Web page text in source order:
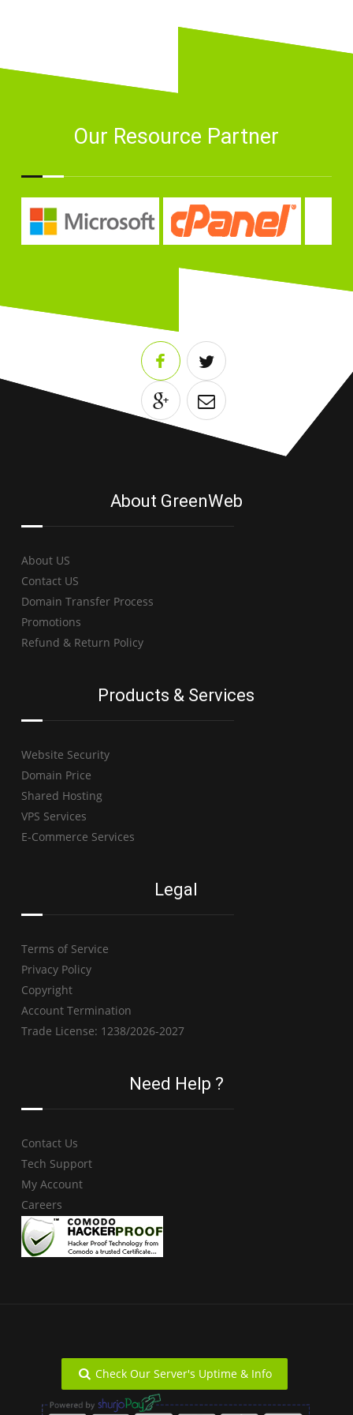
Our Resource Partner
About GreenWeb
About US
Contact US
Domain Transfer Process
Promotions
Refund & Return Policy
Products & Services
Website Security
Domain Price
Shared Hosting
VPS Services
E-Commerce Services
Legal
Terms of Service
Privacy Policy
Copyright
Account Termination
Trade License: 1238/2026-2027
Need Help ?
Contact Us
Tech Support
My Account
Careers
Check Our Server's Uptime & Info